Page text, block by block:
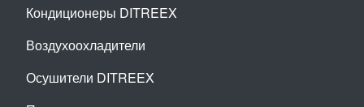
Кондиционеры DITREEX
Воздухоохладители
Осушители DITREEX